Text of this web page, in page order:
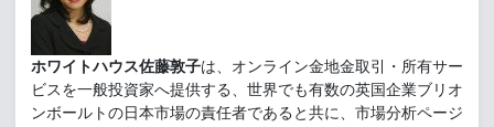
ホワイトハウス佐藤敦子は、オンライン金地金取引・所有サー
ビスを一般投資家へ提供する、世界でも有数の英国企業ブリオ
ンボールトの日本市場の責任者であると共に、市場分析ページ